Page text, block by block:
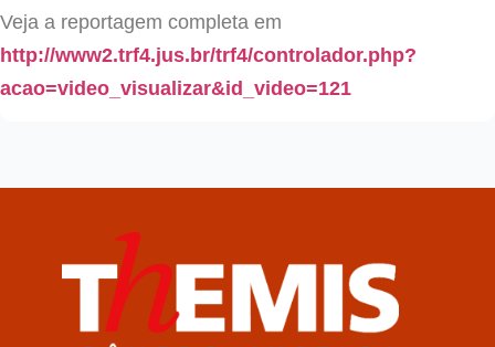
Veja a reportagem completa em
http://www2.trf4.jus.br/trf4/controlador.php?
acao=video_visualizar&id_video=121